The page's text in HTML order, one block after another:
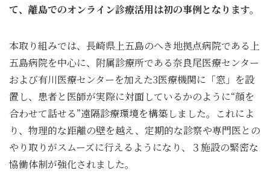
て、離島でのオンライン診療活用は初の事例となります。
本取り組みでは、長崎県上五島のへき地拠点病院である上
五島病院を中心に、附属診療所である奈良尾医療センター
および有川医療センターを加えた3医療機関に「窓」を設
置し、患者と医師が実際に対面しているかのように“顔を
合わせて話せる”遠隔診療環境を構築しました。これによ
り、物理的な距離の壁を越え、定期的な診察や専門医との
やり取りがスムーズに行えるようになり、３施設の緊密な
協働体制が強化されました。